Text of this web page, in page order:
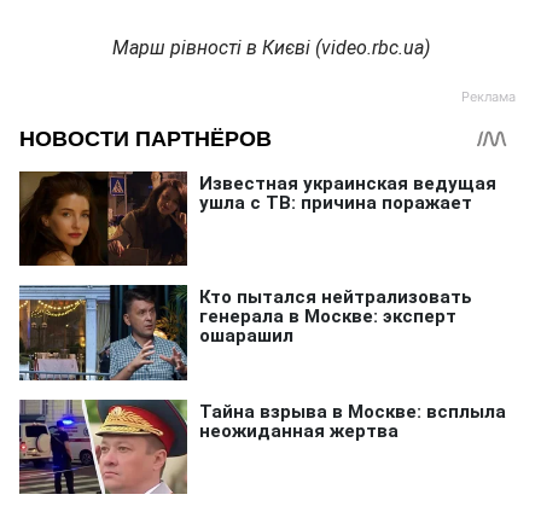
Марш рівності в Києві (video.rbc.ua)